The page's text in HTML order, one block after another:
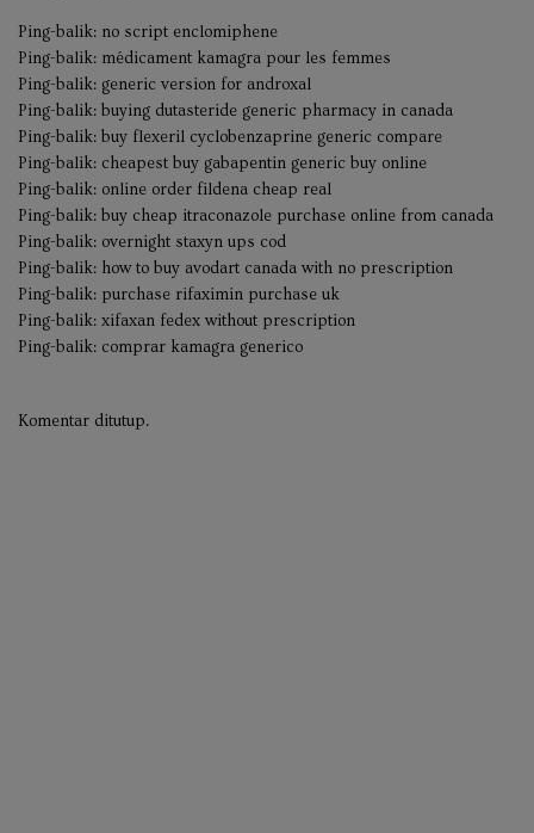
Ping-balik: no script enclomiphene
Ping-balik: médicament kamagra pour les femmes
Ping-balik: generic version for androxal
Ping-balik: buying dutasteride generic pharmacy in canada
Ping-balik: buy flexeril cyclobenzaprine generic compare
Ping-balik: cheapest buy gabapentin generic buy online
Ping-balik: online order fildena cheap real
Ping-balik: buy cheap itraconazole purchase online from canada
Ping-balik: overnight staxyn ups cod
Ping-balik: how to buy avodart canada with no prescription
Ping-balik: purchase rifaximin purchase uk
Ping-balik: xifaxan fedex without prescription
Ping-balik: comprar kamagra generico
Komentar ditutup.